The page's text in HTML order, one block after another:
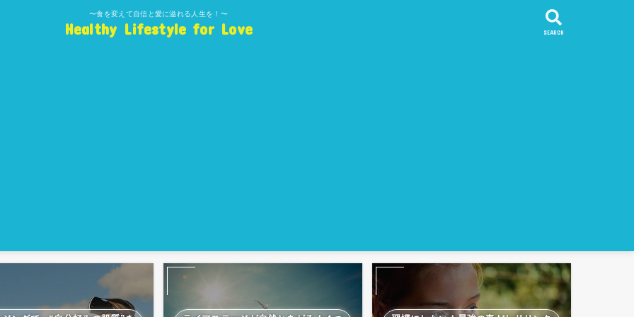
〜食を変えて自信と愛に溢れる人生を！〜
Healthy Lifestyle for Love SEARCH